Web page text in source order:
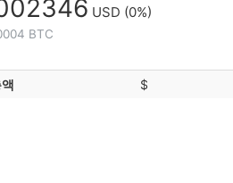
USD (0%)
BTC
$